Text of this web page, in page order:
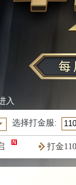
入
选择打金服:
打金
打金